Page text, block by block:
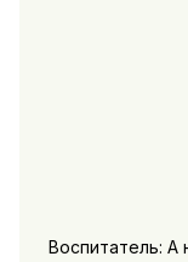
Воспитатель: А